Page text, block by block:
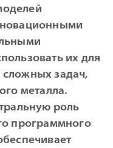
их для
задач,
металла.
роль
программного